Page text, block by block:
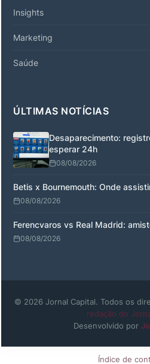
Insights
Marketing
Saúde
ÚLTIMAS NOTÍCIAS
Desaparecimento:
esperar 24h
08/08/2026
Betis x Bournemouth: Onde
08/08/2026
Ferencvaros vs Real Madrid:
08/08/2026
© 2026 Jornal Capital. Todos os
redação do
Desenvolvido por
Índice de